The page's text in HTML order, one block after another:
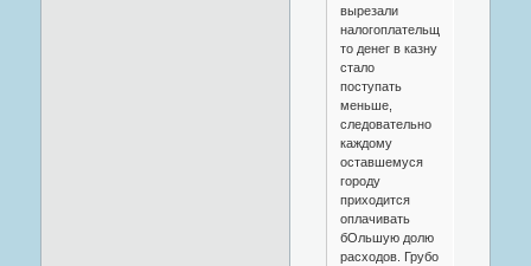
вырезали
налогоплательщиков,
то денег в казну
стало
поступать
меньше,
следовательно
каждому
оставшемуся
городу
приходится
оплачивать
бОльшую долю
расходов. Грубо